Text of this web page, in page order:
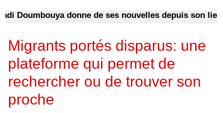
donne de ses nouvelles depuis son lieu de
Migrants portés disparus: une
plateforme qui permet de
rechercher ou de trouver son
proche